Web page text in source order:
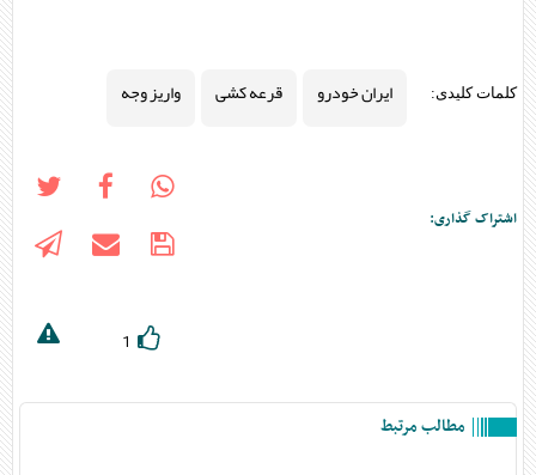
کلمات کلیدی: ایران خودرو قرعه کشی واریز وجه
اشتراک گذاری:
1
مطالب مرتبط